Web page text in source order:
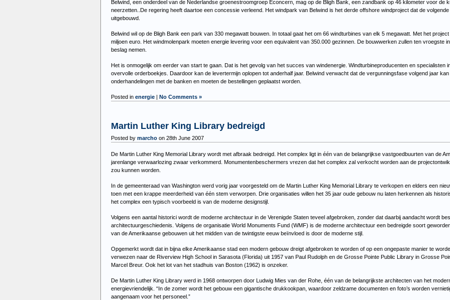
Belwind, een onderdeel van de Nederlandse groenestroomgroep Econcern, mag op de Bligh Bank, een zandbank op 46 kilometer voor de
neerzetten..De regering heeft daartoe een concessie verleend. Het windpark van Belwind is het derde offshore windproject dat de
uitgebouwd.
Belwind wil op de Bligh Bank een park van 330 megawatt bouwen. In totaal gaat het om 66 windturbines van elk 5 megawatt. Met het
miljoen euro. Het windmolenpark moeten energie levering voor een equivalent van 350.000 gezinnen. De bouwwerken zullen ten vroegste
beslag nemen.
Het is onmogelijk om eerder van start te gaan. Dat is het gevolg van het succes van windenergie. Windturbineproducenten en specialisten
overvolle orderboekjes. Daardoor kan de levertermijn oplopen tot anderhalf jaar. Belwind verwacht dat de vergunningsfase volgend jaar
onderhandelingen met de banken en moeten de bestellingen geplaatst worden.
Posted in energie | No Comments »
Martin Luther King Library bedreigd
Posted by marcho on 28th June 2007
De Martin Luther King Memorial Library wordt met afbraak bedreigd. Het complex ligt in één van de belangrijkse vastgoedbuurten van de
jarenlange verwaarlozing zwaar verkommerd. Monumentenbeschermers vrezen dat het complex zal verkocht worden aan de
zou kunnen worden.
In de gemeenteraad van Washington werd vorig jaar voorgesteld om de Martin Luther King Memorial Library te verkopen en elders een
toen met een krappe meerderheid van één stem verworpen. Drie organisaties willen het 35 jaar oude gebouw nu laten herkennen als
het complex een typisch voorbeeld is van de moderne designstijl.
Volgens een aantal historici wordt de moderne architectuur in de Verenigde Staten teveel afgebroken, zonder dat daarbij aandacht wordt
architectuurgeschiedenis. Volgens de organisatie World Monuments Fund (WMF) is de moderne architectuur een bedreigde soort
van de Amerikaanse gebouwen uit het midden van de twintigste eeuw beïnvloed is door de moderne stijl.
Opgemerkt wordt dat in bijna elke Amerikaanse stad een modern gebouw dreigt afgebroken te worden of op een ongepaste manier te
verwezen naar de Riverview High School in Sarasota (Florida) uit 1957 van Paul Rudolph en de Grosse Pointe Public Library in Grosse
Marcel Breur. Ook het lot van het stadhuis van Boston (1962) is onzeker.
De Martin Luther King Library werd in 1968 ontworpen door Ludwig Mies van der Rohe, één van de belangrijkste architecten van het
energievriendelijk. “In de zomer wordt het gebouw een gigantische drukkookpan, waardoor zeldzame documenten en foto’s worden
aangenaam voor het personeel.”